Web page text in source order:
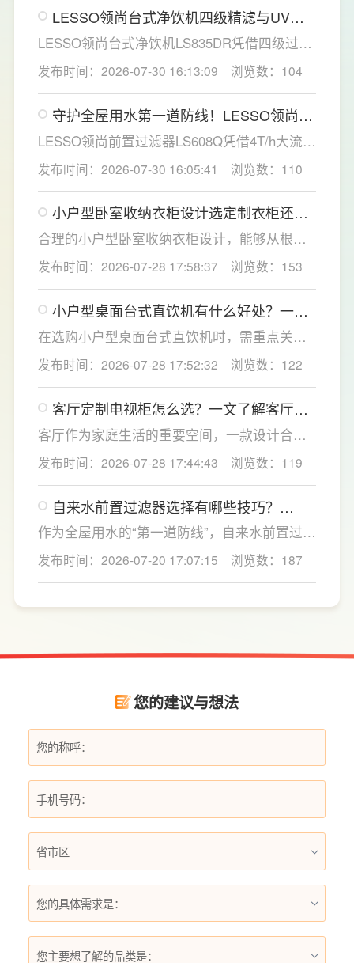
LESSO领尚台式净饮机四级精滤与UV杀
菌，构筑双重健康防线
LESSO领尚台式净饮机LS835DR凭借四级过滤
系统与稀土厚膜即热技术，为家庭直饮水场景
提供了一套兼具净化效率与使用灵活性的解决
方案。
发布时间：2026-07-30 16:13:09 浏览数：104
守护全屋用水第一道防线！LESSO领尚前
置过滤器重塑家庭净水新标准
LESSO领尚前置过滤器LS608Q凭借4T/h大流
量、40微米高效精滤、创新虹吸反冲洗技术及
智能水压监控四大核心优势，为家庭用水安全
提供了全方位的解决方案。
发布时间：2026-07-30 16:05:41 浏览数：110
小户型卧室收纳衣柜设计选定制衣柜还是
成品衣柜好？要注意什么？
合理的小户型卧室收纳衣柜设计，能够从根源
解决小户型卧室收纳难题，提升居家舒适感。
LESSO领尚深耕人居空间规划，针对小户型痛
点优化衣柜收纳结构，兼顾空间利用、环保品
质与全屋美学统一，打造实用美观的卧室收纳
方案，为小户型家庭打造整洁通透的休憩空
发布时间：2026-07-28 17:58:37 浏览数：153
小户型桌面台式直饮机有什么好处？一文
了解台式直饮机选购全攻略
在选购小户型桌面台式直饮机时，需重点关注
过滤能力、节水性能、智能体验与安全配置，
更能适配小户型高频日常使用。首先优先选择
高精度过滤系统，搭载成熟反渗透技术的设
备，能够深度净化水质，有效滤除水中重金
属、残留杂质与有害微生物，从源头保障饮水
发布时间：2026-07-28 17:52:32 浏览数：122
客厅定制电视柜怎么选？一文了解客厅定
制电视柜的尺寸布局设计
客厅作为家庭生活的重要空间，一款设计合理
的客厅定制电视柜不仅能够提升家居颜值，更
能让日常收纳和使用更加便捷。LESSO领尚深
耕整家定制领域，围绕不同户型和家庭需求，
提供客厅定制电视柜及一站式整家解决方案，
从设计、选材到功能规划进行科学布局，兼顾
有品质的理想家居生活。
发布时间：2026-07-28 17:44:43 浏览数：119
自来水前置过滤器选择有哪些技巧？
LESSO领尚提供一站式净水方案
作为全屋用水的“第一道防线”，自来水前置过滤
器能够有效拦截自来水中的泥沙、铁锈、红虫
等大颗粒杂质，不仅能提升日常用水的洁净
度，还能为后端净水设备及涉水家电提供保
护。LESSO领尚前置过滤器 LS801Q（升级
发布时间：2026-07-20 17:07:15 浏览数：187
您的建议与想法
您的具体需求是：
您主要想了解的品类是：